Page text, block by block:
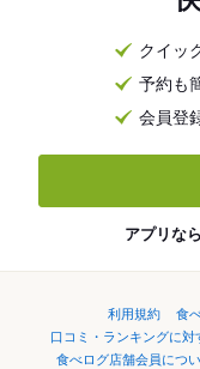
クイッ
予約も
会員登
アプリな
利用規約 食
口コミ・ランキングに対
食べログ店舗会員につ